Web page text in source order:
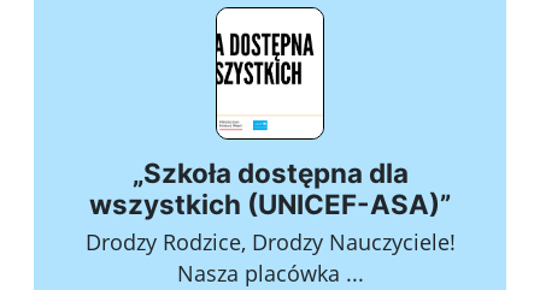
„Szkoła dostępna dla
wszystkich (UNICEF-ASA)”
Drodzy Rodzice, Drodzy Nauczyciele!
Nasza placówka ...